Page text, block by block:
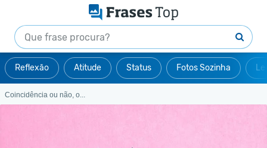
Reflexão Atitude Status Fotos Sozinha
Coincidência ou não, o...